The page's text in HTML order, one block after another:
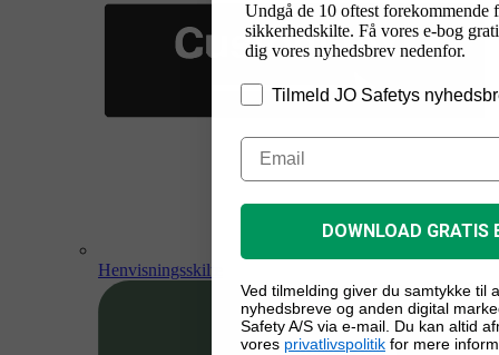
Henvisningsskilte
Undgå de 10 oftest forekommende
sikkerhedskilte. Få vores e-bog
dig vores nyhedsbrev nedenfor.
Tilmeld JO Safetys
DOWNLOAD GRATIS
Ved tilmelding giver du samtykke til
nyhedsbreve og anden digital
Safety A/S via e-mail. Du kan altid
vores privatlivspolitik for mere